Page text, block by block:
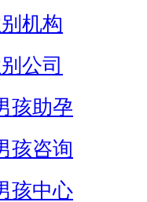
机构
公司
孩助孕
孩咨询
孩中心